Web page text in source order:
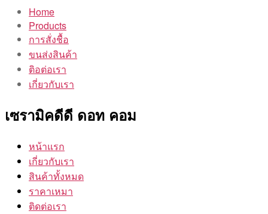
Home
Products
การสั่งชื้อ
ขนส่งสินค้า
ติอต่อเรา
เกี่ยวกับเรา
เซรามิคดีดี ดอท คอม
หน้าแรก
เกี่ยวกับเรา
สินค้าทั้งหมด
ราคาเหมา
ติดต่อเรา